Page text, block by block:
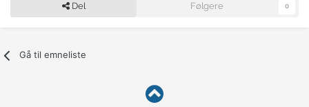
Del Følgere 0
Gå til emneliste